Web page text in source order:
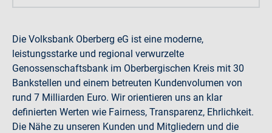
Die Volksbank Oberberg eG ist eine moderne,
leistungsstarke und regional verwurzelte
Genossenschaftsbank im Oberbergischen Kreis mit 30
Bankstellen und einem betreuten Kundenvolumen von
rund 7 Milliarden Euro. Wir orientieren uns an klar
definierten Werten wie Fairness, Transparenz, Ehrlichkeit.
Die Nähe zu unseren Kunden und Mitgliedern und die